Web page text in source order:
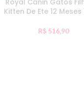
Royal Canin Gatos
Kitten De Ete 12 Meses
R$ 516,90